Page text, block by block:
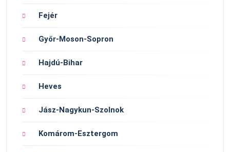
Fejér
Győr-Moson-Sopron
Hajdú-Bihar
Heves
Jász-Nagykun-Szolnok
Komárom-Esztergom